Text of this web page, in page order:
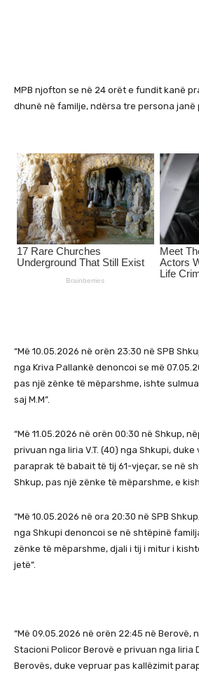
MPB njofton se në 24 orët e fundit kanë
dhunë në familje, ndërsa tre persona janë
“Më 10.05.2026 në orën 23:30 në SPB
nga Kriva Pallankë denoncoi se më
pas një zënke të mëparshme, ishte
saj M.M”.
“Më 11.05.2026 në orën 00:30 në Shkup,
privuan nga liria V.T. (40) nga Shkupi,
paraprak të babait të tij 61-vjeçar, se në
Shkup, pas një zënke të mëparshme, e
“Më 10.05.2026 në ora 20:30 në SPB
nga Shkupi denoncoi se në shtëpinë
zënke të mëparshme, djali i tij i mitur i
jetë”.
“Më 09.05.2026 në orën 22:45 në Berovë,
Stacioni Policor Berovë e privuan nga liria
Berovës, duke vepruar pas kallëzimit